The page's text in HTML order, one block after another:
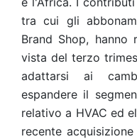
tra cui gli
Brand Shop,
vista del terzo
adattarsi ai
espandere il
relativo a HVAC ed
recente